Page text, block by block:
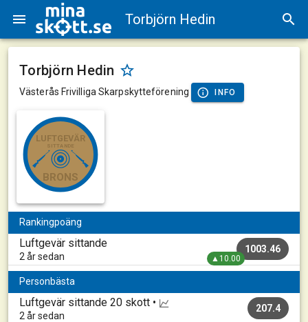
Torbjörn Hedin
Torbjörn Hedin
Västerås Frivilliga Skarpskytteförening INFO
LUFTGEVÄR
SITTANDE
BRONS
Rankingpoäng
Luftgevär sittande
2 år sedan
1003.46
▲10.00
Personbästa
Luftgevär sittande 20 skott •
2 år sedan
207.4